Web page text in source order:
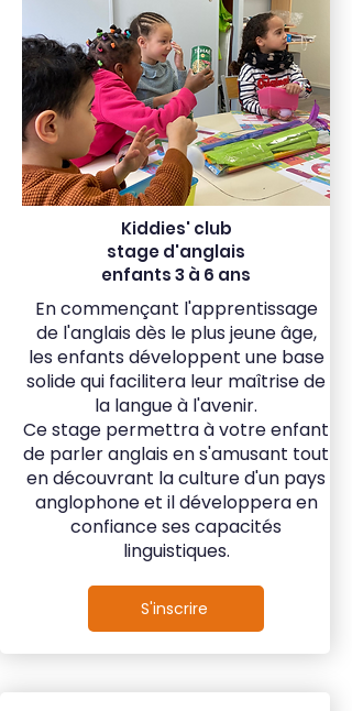
Kiddies' club
stage d'anglais
enfants 3 à 6 ans
En commençant l'apprentissage
de l'anglais dès le plus jeune âge,
les enfants développent une base
solide qui facilitera leur maîtrise de
la langue à l'avenir.
Ce stage permettra à votre enfant
de parler anglais en s'amusant tout
en découvrant la culture d'un pays
anglophone et il développera en
confiance ses capacités
linguistiques.
S'inscrire